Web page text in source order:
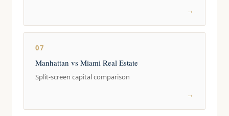
→
07
Manhattan vs Miami Real Estate
Split-screen capital comparison
→